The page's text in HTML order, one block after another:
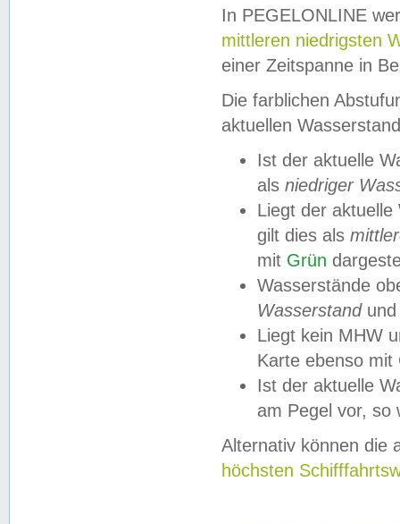
In PEGELONLINE
mittleren niedrigsten
einer Zeitspanne in
Die farblichen
aktuellen
Ist der aktuelle
als niedriger
Liegt der
gilt dies als
mit Grün
Wasserstände
Wasserstandund
Liegt kein MHW
Karte ebenso mit
Ist der aktuelle
am Pegel vor,
Alternativ können die
höchsten